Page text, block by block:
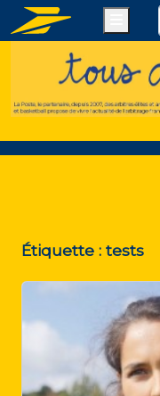
Étiquette : tests